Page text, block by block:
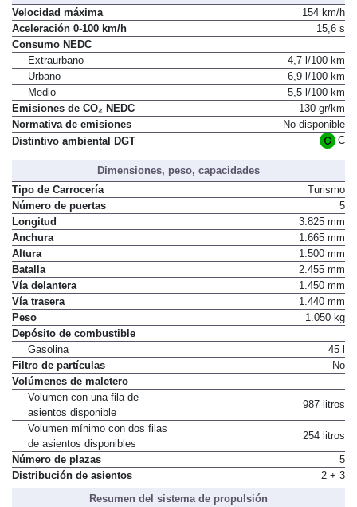
Velocidad máxima
154 km/h
Aceleración 0-100 km/h
15,6 s
Consumo NEDC
Extraurbano
4,7 l/100 km
Urbano
6,9 l/100 km
Medio
5,5 l/100 km
Emisiones de CO₂ NEDC
130 gr/km
Normativa de emisiones
No disponible
Distintivo ambiental DGT
C
Dimensiones, peso, capacidades
Tipo de Carrocería
Turismo
Número de puertas
5
Longitud
3.825 mm
Anchura
1.665 mm
Altura
1.500 mm
Batalla
2.455 mm
Vía delantera
1.450 mm
Vía trasera
1.440 mm
Peso
1.050 kg
Depósito de combustible
Gasolina
45 l
Filtro de partículas
No
Volúmenes de maletero
Volumen con una fila de
asientos disponible
987 litros
Volumen mínimo con dos filas
de asientos disponibles
254 litros
Número de plazas
5
Distribución de asientos
2 + 3
Resumen del sistema de propulsión